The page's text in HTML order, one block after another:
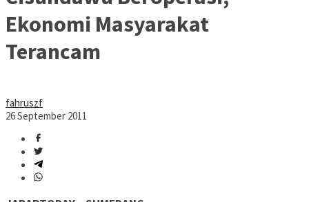
Ekonomi Masyarakat
Terancam
fahruszf
26 September 2011